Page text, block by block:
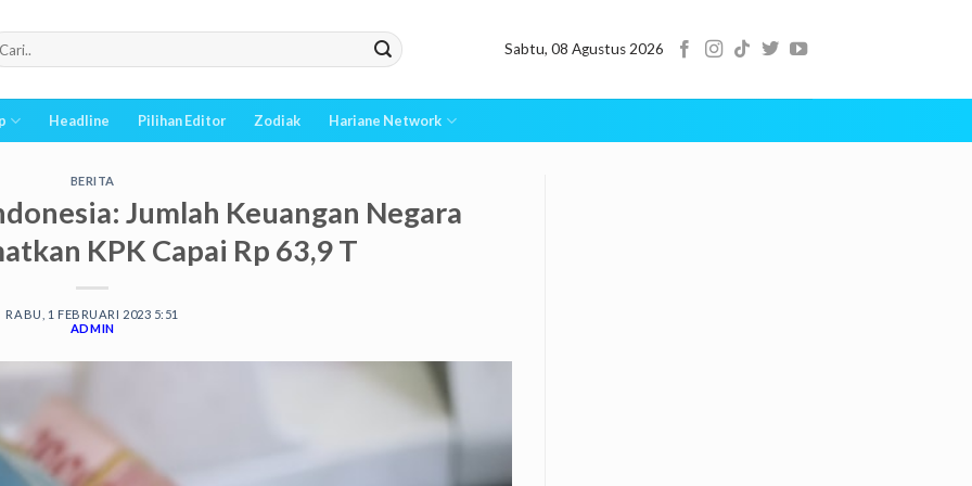
Sabtu, 08 Agustus 2026
Headline Pilihan Editor Zodiak Hariane Network
BERITA
Jumlah Keuangan Negara
KPK Capai Rp 63,9 T
RABU, 1 FEBRUARI 2023 5:51
ADMIN